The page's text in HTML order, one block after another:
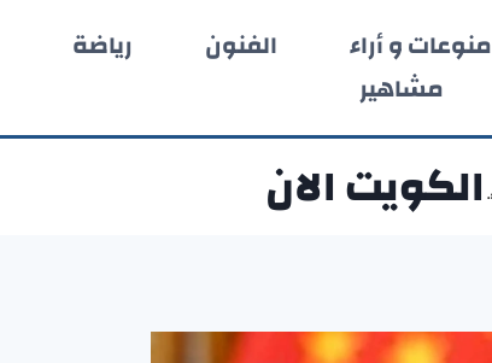
منوعات و أراء الفنون رياضة
مشاهير
الكويت الان